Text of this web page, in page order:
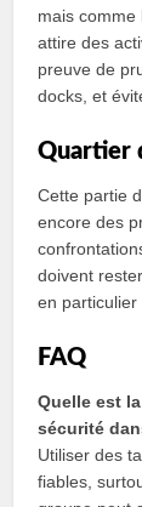
mais comme
attire des
preuve de
docks, et
Quartier
Cette partie
encore des
doivent
en particulier
FAQ
Quelle est
sécurité
Utiliser des
fiables,